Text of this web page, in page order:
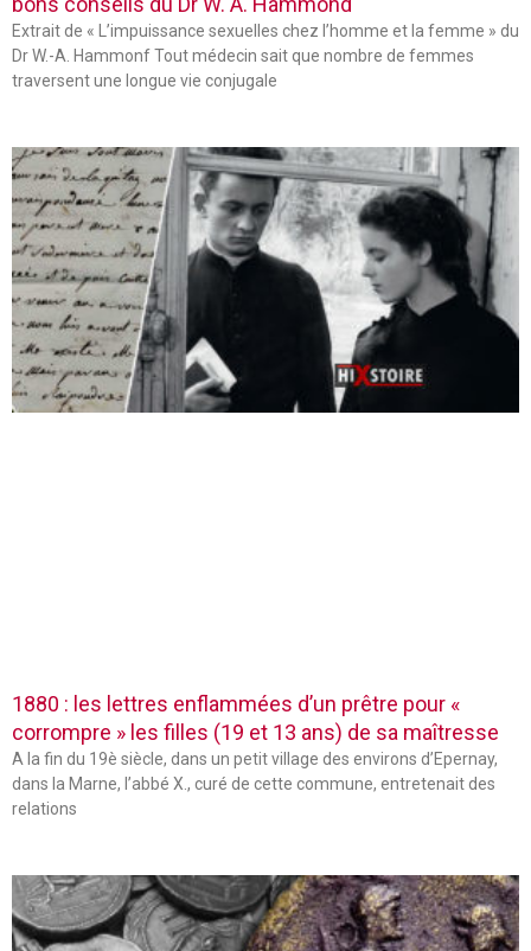
Extrait de « L’impuissance sexuelles chez l’homme et la femme » du
Dr W.-A. Hammonf Tout médecin sait que nombre de femmes
traversent une longue vie conjugale
1880 : les lettres enflammées d’un prêtre pour «
corrompre » les filles (19 et 13 ans) de sa maîtresse
A la fin du 19è siècle, dans un petit village des environs d’Epernay,
dans la Marne, l’abbé X., curé de cette commune, entretenait des
relations